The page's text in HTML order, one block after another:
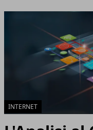
INTERNET